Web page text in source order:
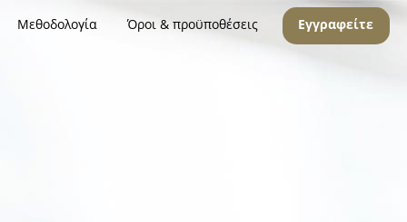
Μεθοδολογία Όροι & προϋποθέσεις Εγγραφείτε